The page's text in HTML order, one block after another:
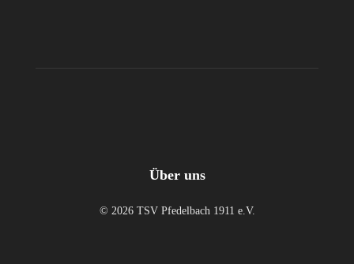
Über uns
© 2026 TSV Pfedelbach 1911 e.V.